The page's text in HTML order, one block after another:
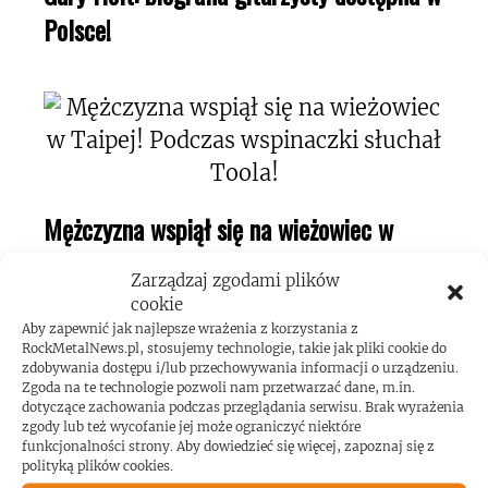
Zarządzaj zgodami plików
cookie
Aby zapewnić jak najlepsze wrażenia z korzystania z
RockMetalNews.pl, stosujemy technologie, takie jak pliki cookie do
zdobywania dostępu i/lub przechowywania informacji o urządzeniu.
Zgoda na te technologie pozwoli nam przetwarzać dane, m.in.
dotyczące zachowania podczas przeglądania serwisu. Brak wyrażenia
zgody lub też wycofanie jej może ograniczyć niektóre
funkcjonalności strony. Aby dowiedzieć się więcej, zapoznaj się z
polityką plików cookies.
Polsce!
Mężczyzna wspiął się na wieżowiec w
Taipej! Podczas wspinaczki słuchał Toola!
Kerry King o swojej pasji do maszyn
pinball!